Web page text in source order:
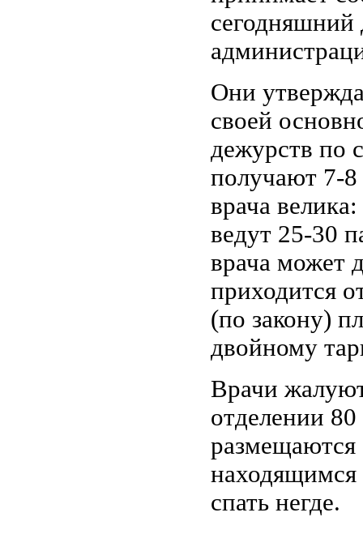
сегодняшний
Они
своей
дежурств по
получают 7-8
врача
ведут 25-30
врача может
приходится
(по закону)
двойному
Врачи
отделении
спать негде.